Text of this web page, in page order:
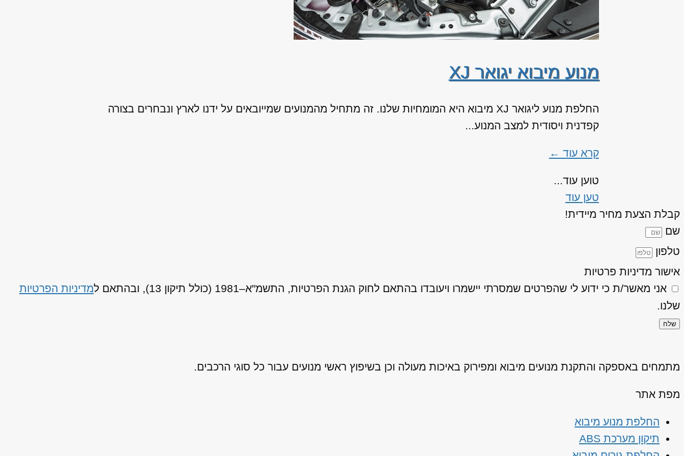
מנוע מיבוא יגואר XJ
החלפת מנוע ליגואר XJ מיבוא היא המומחיות שלנו. זה מתחיל מהמנועים שמייובאים על ידנו לארץ ונבחרים בצורה
קפדנית ויסודית למצב המנוע...
קרא עוד ←
טוען עוד...
טען עוד
קבלת הצעת מחיר מיידית!
שם
טלפון
אישור מדיניות פרטיות
אני מאשר/ת כי ידוע לי שהפרטים שמסרתי יישמרו ויעובדו בהתאם לחוק הגנת הפרטיות, התשמ"א–1981 (כולל תיקון 13), ובהתאם ל
מדיניות הפרטיות
שלנו.
שלח
מתמחים באספקה והתקנת מנועים מיבוא ומפירוק באיכות מעולה וכן בשיפוץ ראשי מנועים עבור כל סוגי הרכבים.
מפת אתר
החלפת מנוע מיבוא
תיקון מערכת ABS